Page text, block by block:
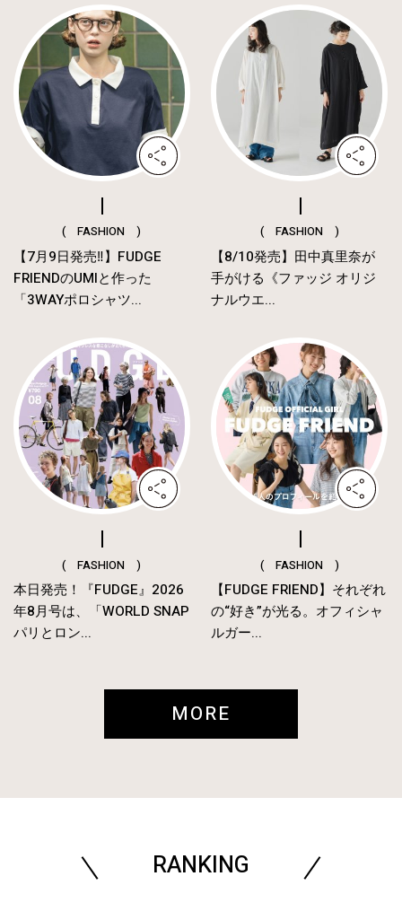
( FASHION )
【7月9日発売‼︎】FUDGE
FRIENDのUMIと作った
「3WAYポロシャツ...
( FASHION )
【8/10発売】田中真里奈が
手がける《ファッジ オリジ
ナルウエ...
( FASHION )
本日発売！『FUDGE』2026
年8月号は、「WORLD SNAP
パリとロン...
( FASHION )
【FUDGE FRIEND】それぞれ
の“好き”が光る。オフィシャ
ルガー...
MORE
RANKING